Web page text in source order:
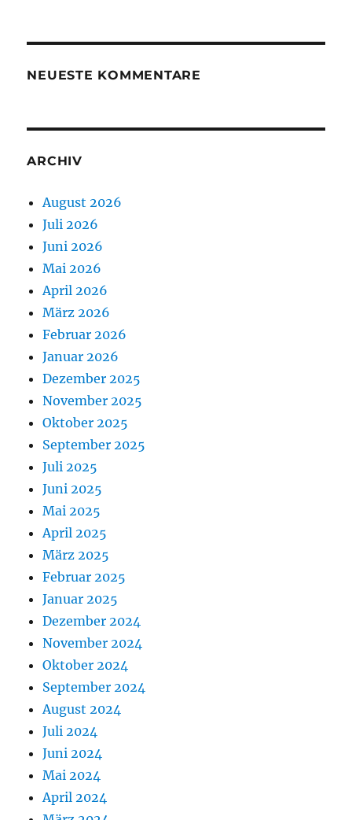
NEUESTE KOMMENTARE
ARCHIV
August 2026
Juli 2026
Juni 2026
Mai 2026
April 2026
März 2026
Februar 2026
Januar 2026
Dezember 2025
November 2025
Oktober 2025
September 2025
Juli 2025
Juni 2025
Mai 2025
April 2025
März 2025
Februar 2025
Januar 2025
Dezember 2024
November 2024
Oktober 2024
September 2024
August 2024
Juli 2024
Juni 2024
Mai 2024
April 2024